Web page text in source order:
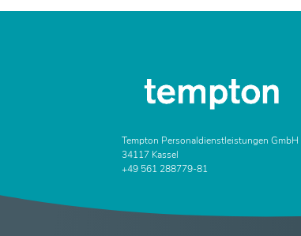
Tempton Personaldienstleistungen GmbH
34117 Kassel
+49 561 288779-81